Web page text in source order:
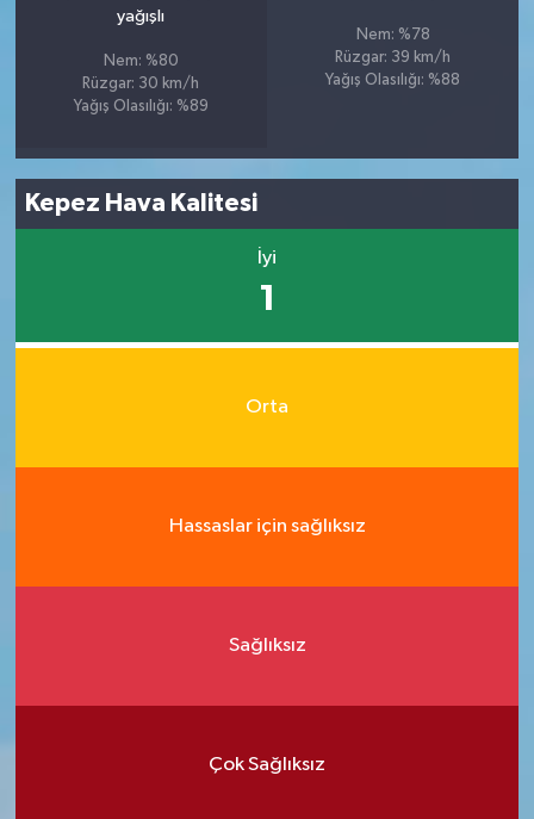
yağışlı
Nem: %80
Rüzgar: 30 km/h
Yağış Olasılığı: %89
Nem: %78
Rüzgar: 39 km/h
Yağış Olasılığı: %88
Kepez Hava Kalitesi
İyi
1
Orta
Hassaslar için sağlıksız
Sağlıksız
Çok Sağlıksız